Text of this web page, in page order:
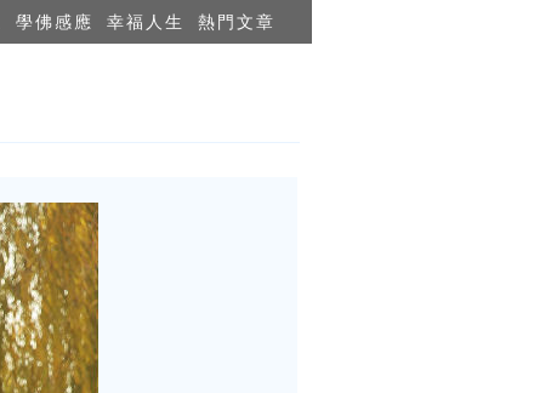
學佛感應 幸福人生 熱門文章